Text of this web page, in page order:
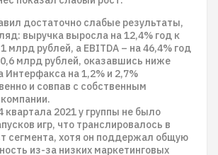
достаточно слабые результаты,
выручка выросла на 12,4% год к
млрд рублей, а EBITDA – на 46,4% год
млрд рублей, оказавшись ниже
Интерфакса на 1,2% и 2,7%
и совпав с собственным
квартала 2021 у группы не было
игр, что транслировалось в
сегмента, хотя он поддержал общую
из-за низких маркетинговых